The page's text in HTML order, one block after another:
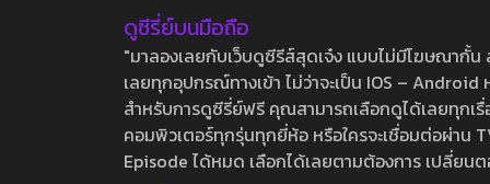
ดูซีรี่ย์บนมือถือ
"มาลองเลยกับเว็บดูซีรีส์สุดเจ๋ง แบบไม่มีโฆษณากั้
เลยทุกอุปกรณ์ทางเข้า ไม่ว่าจะเป็น IOS –
สำหรับการดูซีรี่ย์ฟรี คุณสามารถเลือกดูได้เลยทุกเ
คอมพิวเตอร์ทุกรุ่นทุกยี่ห้อ หรือใครจะเชื่อมต่อผ่าน
Episode ได้หมด เลือกได้เลยตามต้องการ เปลี่ยน